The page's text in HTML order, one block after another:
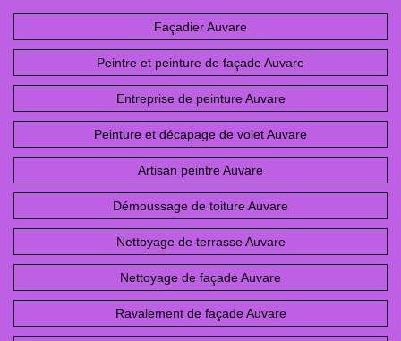
Façadier Auvare
Peintre et peinture de façade Auvare
Entreprise de peinture Auvare
Peinture et décapage de volet Auvare
Artisan peintre Auvare
Démoussage de toiture Auvare
Nettoyage de terrasse Auvare
Nettoyage de façade Auvare
Ravalement de façade Auvare